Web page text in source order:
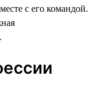
с его командой.